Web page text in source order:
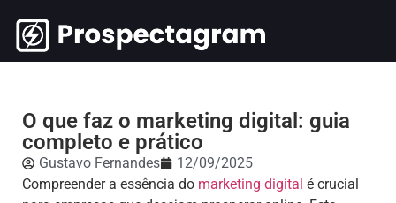
O que faz o marketing digital: guia
completo e prático
Gustavo Fernandes
12/09/2025
Compreender a essência do marketing digital é crucial